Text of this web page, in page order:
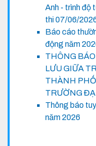
Anh - trình độ
thi 07/06/
Báo cáo
động năm
THÔNG
LƯU GIỮA
THÀNH
TRƯỜNG
Thông báo
năm 2026